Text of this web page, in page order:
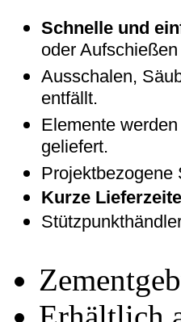
Schnelle und
oder
Ausschalen,
entfällt.
Elemente
geliefert.
Projektbezogene
Kurze